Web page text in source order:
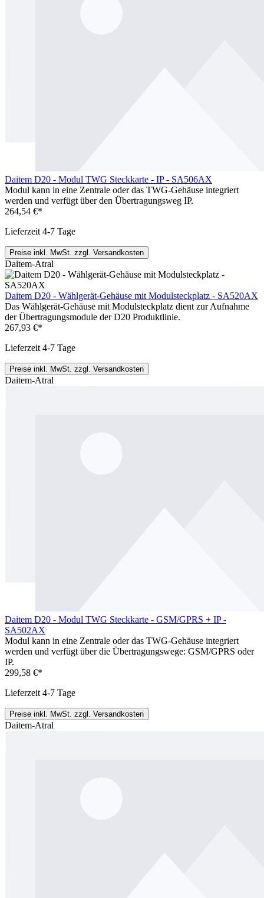
Daitem D20 - Modul TWG Steckkarte - IP - SA506AX
Modul kann in eine Zentrale oder das TWG-Gehäuse integriert
werden und verfügt über den Übertragungsweg IP.
264,54 €*
Lieferzeit 4-7 Tage
Preise inkl. MwSt. zzgl. Versandkosten
Daitem-Atral
Daitem D20 - Wählgerät-Gehäuse mit Modulsteckplatz - SA520AX
Das Wählgerät-Gehäuse mit Modulsteckplatz dient zur Aufnahme
der Übertragungsmodule der D20 Produktlinie.
267,93 €*
Lieferzeit 4-7 Tage
Preise inkl. MwSt. zzgl. Versandkosten
Daitem-Atral
Daitem D20 - Modul TWG Steckkarte - GSM/GPRS + IP -
SA502AX
Modul kann in eine Zentrale oder das TWG-Gehäuse integriert
werden und verfügt über die Übertragungswege: GSM/GPRS oder
IP.
299,58 €*
Lieferzeit 4-7 Tage
Preise inkl. MwSt. zzgl. Versandkosten
Daitem-Atral